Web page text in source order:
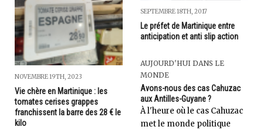
NOVEMBRE 19TH, 2023
Vie chère en Martinique : les
tomates cerises grappes
franchissent la barre des 28 € le
kilo
SEPTEMBRE 18TH, 2017
Le préfet de Martinique entre
anticipation et anti slip action
AUJOURD'HUI DANS LE
MONDE
Avons-nous des cas Cahuzac
aux Antilles-Guyane ?
À l'heure où le cas Cahuzac
met le monde politique